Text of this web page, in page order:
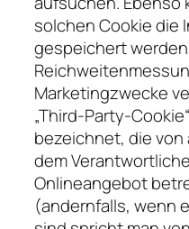
solchen Cookie die
gespeichert
Marketingzwecke
„Third-Party-
bezeichnet, die
dem
Onlineangebot
(andernfalls, wenn